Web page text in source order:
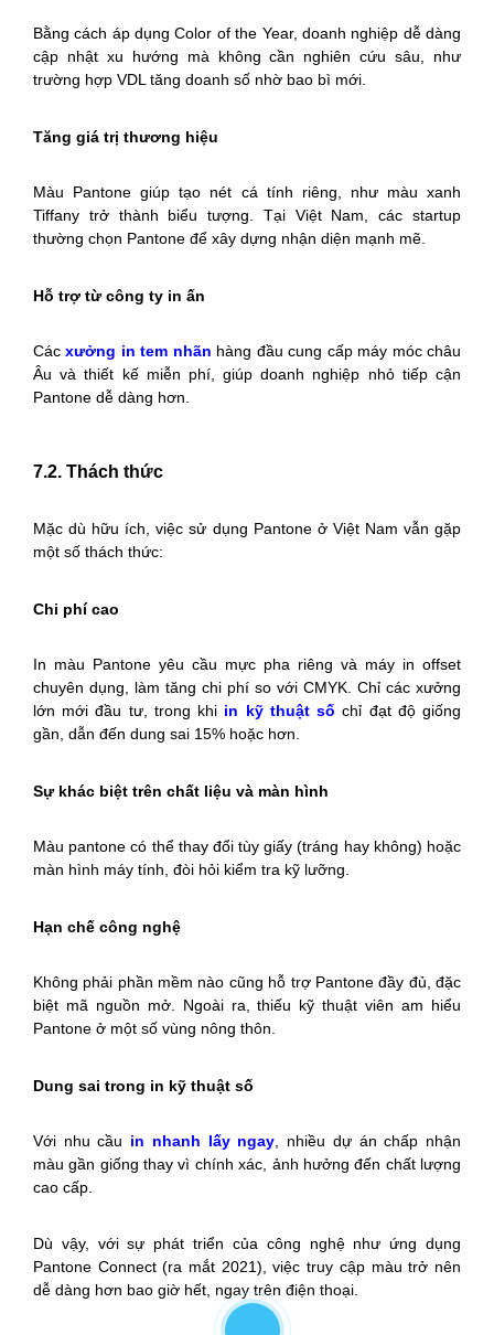
Bằng cách áp dụng Color of the Year, doanh nghiệp dễ dàng
cập nhật xu hướng mà không cần nghiên cứu sâu, như
trường hợp VDL tăng doanh số nhờ bao bì mới.
Tăng giá trị thương hiệu
Màu Pantone giúp tạo nét cá tính riêng, như màu xanh
Tiffany trở thành biểu tượng. Tại Việt Nam, các startup
thường chọn Pantone để xây dựng nhận diện mạnh mẽ.
Hỗ trợ từ công ty in ấn
Cácxưởng in tem nhãn hàng đầu cung cấp máy móc châu
Âu và thiết kế miễn phí, giúp doanh nghiệp nhỏ tiếp cận
Pantone dễ dàng hơn.
7.2. Thách thức
Mặc dù hữu ích, việc sử dụng Pantone ở Việt Nam vẫn gặp
một số thách thức:
Chi phí cao
In màu Pantone yêu cầu mực pha riêng và máy in offset
chuyên dụng, làm tăng chi phí so với CMYK. Chỉ các xưởng
lớn mới đầu tư, trong khi in kỹ thuật số chỉ đạt độ giống
gần, dẫn đến dung sai 15% hoặc hơn.
Sự khác biệt trên chất liệu và màn hình
Màu pantone có thể thay đổi tùy giấy (tráng hay không) hoặc
màn hình máy tính, đòi hỏi kiểm tra kỹ lưỡng.
Hạn chế công nghệ
Không phải phần mềm nào cũng hỗ trợ Pantone đầy đủ, đặc
biệt mã nguồn mở. Ngoài ra, thiếu kỹ thuật viên am hiểu
Pantone ở một số vùng nông thôn.
Dung sai trong in kỹ thuật số
Với nhu cầu in nhanh lấy ngay , nhiều dự án chấp nhận
màu gần giống thay vì chính xác, ảnh hưởng đến chất lượng
cao cấp.
Dù vậy, với sự phát triển của công nghệ như ứng dụng
Pantone Connect (ra mắt 2021), việc truy cập màu trở nên
dễ dàng hơn bao giờ hết, ngay trên điện thoại.